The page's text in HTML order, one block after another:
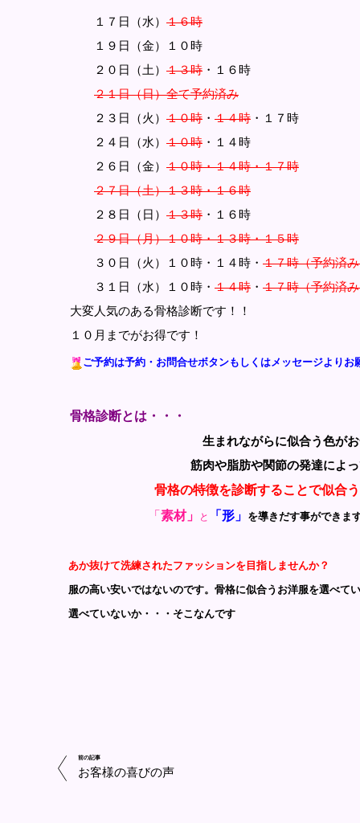
１７日（水） １６時
１９日（金）１０時
２０日（土） １３時 ・１６時
２１日（日）全て予約済み
２３日（火） １０時 ・ １４時 ・１７時
２４日（水） １０時 ・１４時
２６日（金） １０時・１４時・１７時
２７日（土）１３時・１６時
２８日（日） １３時 ・１６時
２９日（月）１０時・１３時・１５時
３０日（火）１０時・１４時・ １７時（予約済
３１日（水）１０時・ １４時 ・ １７時（予約済
大変人気のある骨格診断です！！
１０月までがお得です！
ご予約は予約・お問合せボタンもしくはメッセージよりお
骨格診断とは・・・
生まれながらに似合う色が
筋肉や脂肪や関節の発達によっても生
骨格の特徴を診断することで似合う
「 素材」 と 「形」 を導きだす事ができま
あか抜けて洗練されたファッションを目指しませんか？
服の高い安いではないのです。骨格に似合うお洋服を選べて
選べていないか・・・そこなんです
前の記事
お客様の喜びの声